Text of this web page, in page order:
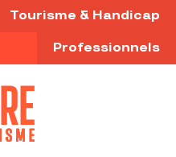
Tourisme & Handicap
Professionnels